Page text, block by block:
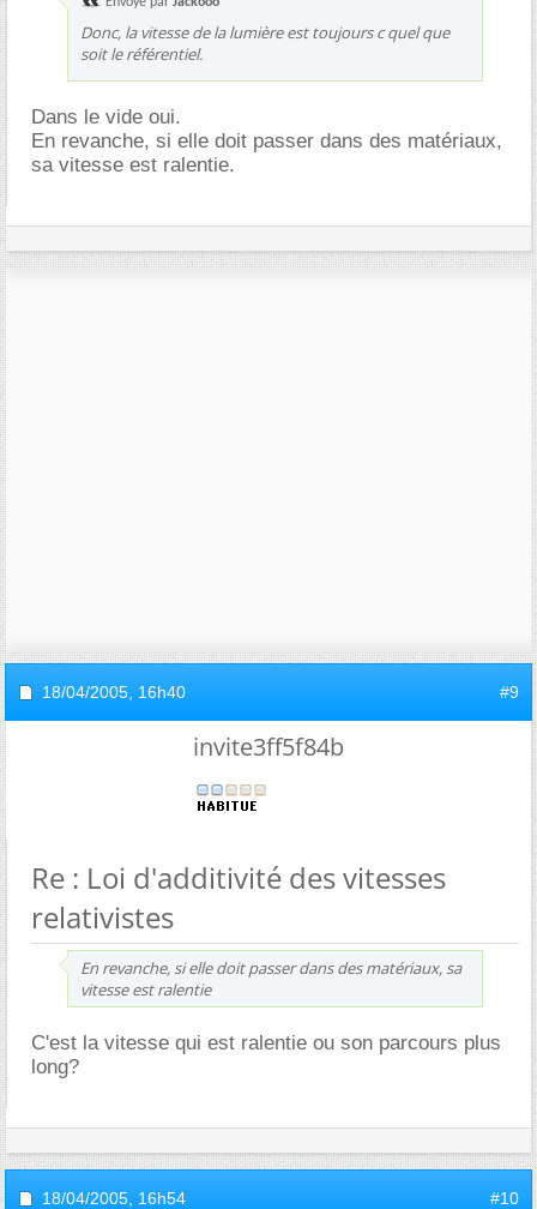
Donc, la vitesse de la lumière est toujours c quel que
soit le référentiel.
Dans le vide oui.
En revanche, si elle doit passer dans des matériaux,
sa vitesse est ralentie.
18/04/2005, 16h40 #9
invite3ff5f84b
Re : Loi d'additivité des vitesses
relativistes
En revanche, si elle doit passer dans des matériaux, sa
vitesse est ralentie
C'est la vitesse qui est ralentie ou son parcours plus
long?
18/04/2005, 16h54 #10